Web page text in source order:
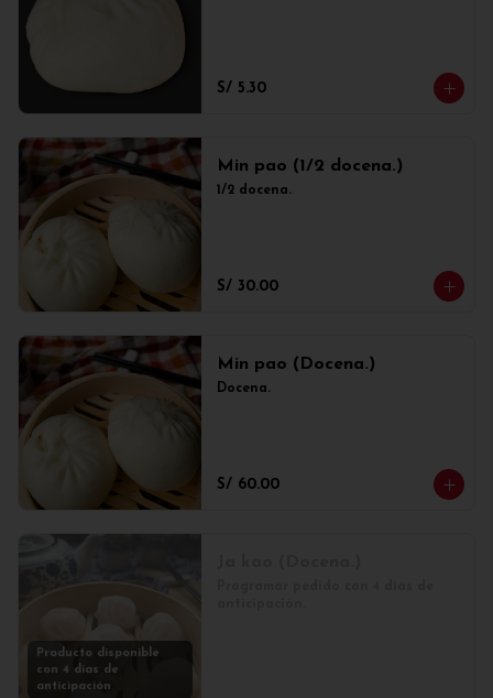
S/ 5.30
Min pao (1/2 docena.)
1/2 docena.
S/ 30.00
Min pao (Docena.)
Docena.
S/ 60.00
Producto disponible
con 4 días de
anticipación